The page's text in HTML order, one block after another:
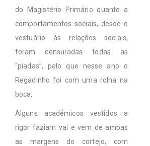
do Magistério Primário quanto a
comportamentos sociais, desde o
vestuário às relações sociais,
foram censuradas todas as
“piadas”, pelo que nesse ano o
Regadinho foi com uma rolha na
boca.
Alguns académicos vestidos a
rigor faziam vai e vem de ambas
as margens do cortejo, com